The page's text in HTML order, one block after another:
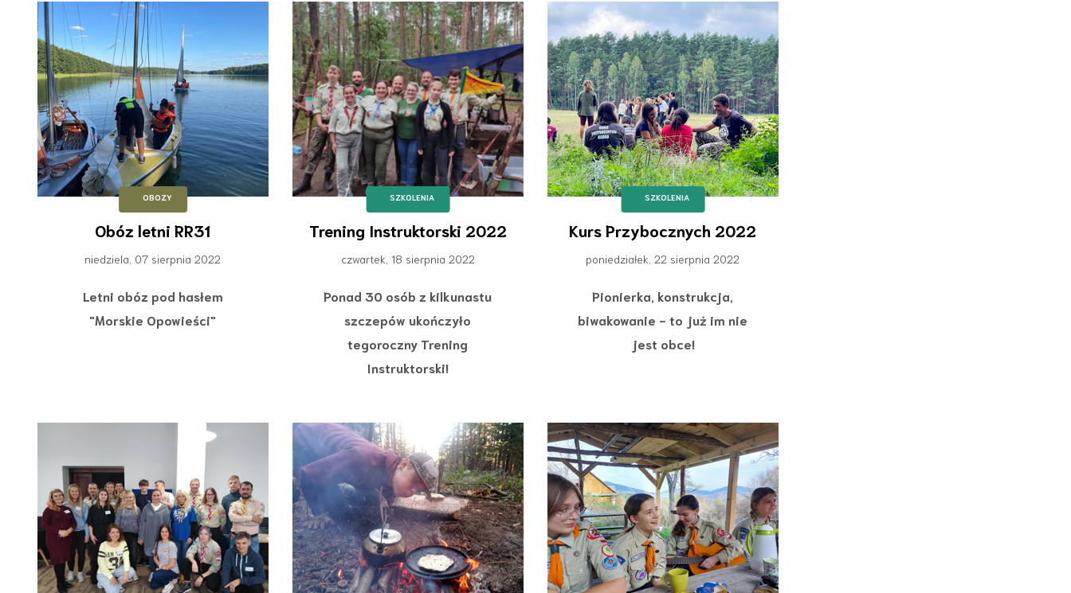
OBOZY
Obóz letni RR31
niedziela, 07 sierpnia 2022
Letni obóz pod hasłem
"Morskie Opowieści"
SZKOLENIA
Trening Instruktorski 2022
czwartek, 18 sierpnia 2022
Ponad 30 osób z kilkunastu
szczepów ukończyło
tegoroczny Trening
Instruktorski!
SZKOLENIA
Kurs Przybocznych 2022
poniedziałek, 22 sierpnia 2022
Pionierka, konstrukcja,
biwakowanie - to już im nie
jest obce!